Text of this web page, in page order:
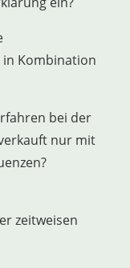
Kombination
bei der
nur mit
zeitweisen